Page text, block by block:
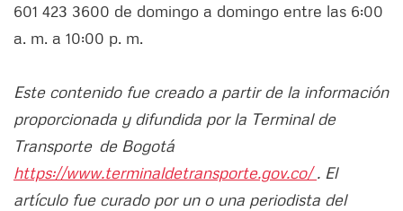
601 423 3600 de domingo a domingo entre las 6:00
a. m. a 10:00 p. m.
Este contenido fue creado a partir de la información
proporcionada y difundida por la Terminal de
Transporte de Bogotá
https://www.terminaldetransporte.gov.co/. El
artículo fue curado por un o una periodista del